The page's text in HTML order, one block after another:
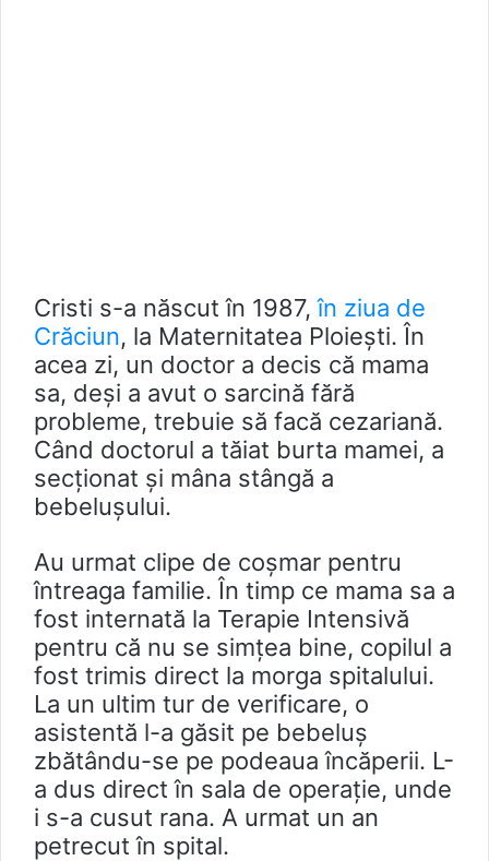
Cristi s-a născut în 1987,în ziua de
Crăciun, la Maternitatea Ploiești. În
acea zi, un doctor a decis că mama
sa, deși a avut o sarcină fără
probleme, trebuie să facă cezariană.
Când doctorul a tăiat burta mamei, a
secționat și mâna stângă a
bebelușului.
Au urmat clipe de coșmar pentru
întreaga familie. În timp ce mama sa a
fost internată la Terapie Intensivă
pentru că nu se simțea bine, copilul a
fost trimis direct la morga spitalului.
La un ultim tur de verificare, o
asistentă l-a găsit pe bebeluș
zbătându-se pe podeaua încăperii. L-
a dus direct în sala de operație, unde
i s-a cusut rana. A urmat un an
petrecut în spital.